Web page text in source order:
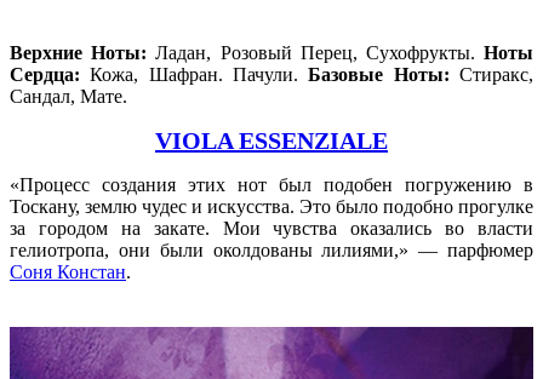
Верхние Ноты:Ладан, Розовый Перец, Сухофрукты.Ноты
Сердца: Кожа, Шафран. Пачули.Базовые Ноты:Стиракс,
Сандал, Мате.
VIOLA ESSENZIALE
«Процесс создания этих нот был подобен погружению в
Тоскану, землю чудес и искусства. Это было подобно прогулке
за городом на закате. Мои чувства оказались во власти
гелиотропа, они были околдованы лилиями,» — парфюмер
Соня Констан.